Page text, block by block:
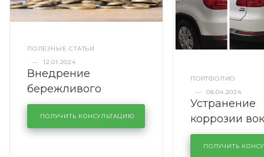
ПОЛЕЗНЫЕ СТАТЬИ
—
12.01.2024
Внедрение
бережливого
производства в
кузовном сервисе
KUTUZOVV
ПОЛУЧИТЬ КОНСУЛЬТАЦИЮ
ПОРТФОЛИО
—
08.04.2024
Устранение
коррозии
лобового
районе
ПОЛУЧИТЬ